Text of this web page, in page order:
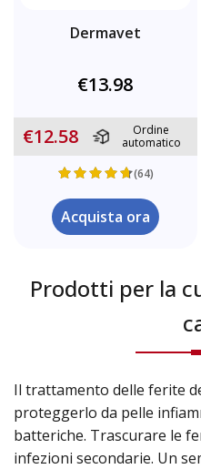
Dermavet
€13.98
€12.58
Ordine
automatico
(64)
Acquista ora
Prodotti per la
Il trattamento delle ferite
proteggerlo da pelle
batteriche. Trascurare le
infezioni secondarie. Un